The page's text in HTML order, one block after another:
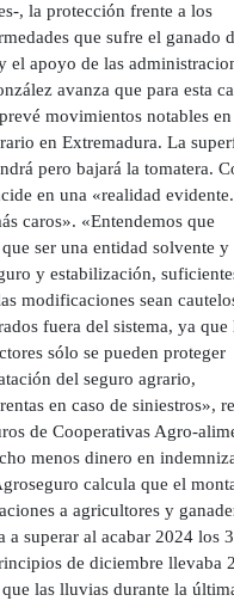
, la protección frente a los
que sufre el ganado
el apoyo de las
avanza que para esta
movimientos notables
en Extremadura. La
pero bajará la tomatera.
en una «realidad
caros». «Entendemos que
ser una entidad solvente y
y estabilización,
modificaciones sean
fuera del sistema, ya que
sólo se pueden proteger
del seguro agrario,
en caso de siniestros»,
de Cooperativas Agro-
menos dinero en
calcula que el
a agricultores y
a superar al acabar 2024 los
de diciembre llevaba
las lluvias durante la